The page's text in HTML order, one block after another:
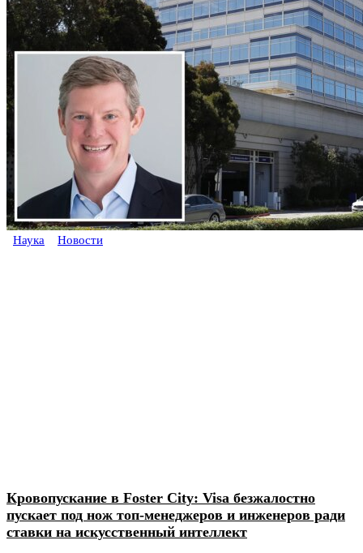
Наука Новости
Кровопускание в Foster City: Visa безжалостно
пускает под нож топ-менеджеров и инженеров ради
ставки на искусственный интеллект